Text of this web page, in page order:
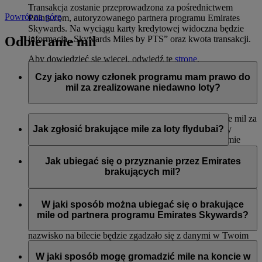
Transakcja zostanie przeprowadzona za pośrednictwem
Points.com, autoryzowanego partnera programu Emirates
Skywards. Na wyciągu karty kredytowej widoczna będzie
informacja „Skywards Miles by PTS” oraz kwota transakcji.
Aby dowiedzieć się więcej, odwiedź tę stronę.
Powrót na górę
Odbieranie mil
Czy jako nowy członek programu mam prawo do
mil za zrealizowane niedawno loty?
Tak, nowi członkowie mogą wnioskować o przyznanie mil za
loty liniami Emirates, flydubai oraz Qantas, które miały
miejsce do dwóch miesięcy przed rejestracją w programie
Emirates Skywards.
Jednak każda inna transakcja, np. loty z innymi liniami
zrealizowane przed rejestracją nie będą uprawniać do
przyznania lub pomnożenia mil.
Jak zgłosić brakujące mile za loty flydubai?
wniosek na stronie flydubai.com.
Jak ubiegać się o przyznanie przez Emirates
brakujących mil?
wniosek online. Mile można uzyskać tylko za kwalifikujące
się loty odbyte w ciągu sześciu miesięcy od daty podróży. Od
nazwisko na bilecie będzie zgadzało się z danymi w Twoim
W jaki sposób można ubiegać się o brakujące
mile od partnera programu Emirates Skywards?
zostało zasilone w ciągu trzech tygodni od daty transakcji.
W jaki sposób mogę gromadzić mile na koncie w